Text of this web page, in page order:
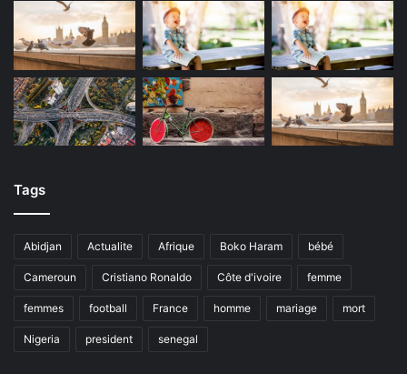
Tags
Abidjan Actualite Afrique Boko Haram bébé
Cameroun Cristiano Ronaldo Côte d'ivoire femme
femmes football France homme mariage mort
Nigeria president senegal